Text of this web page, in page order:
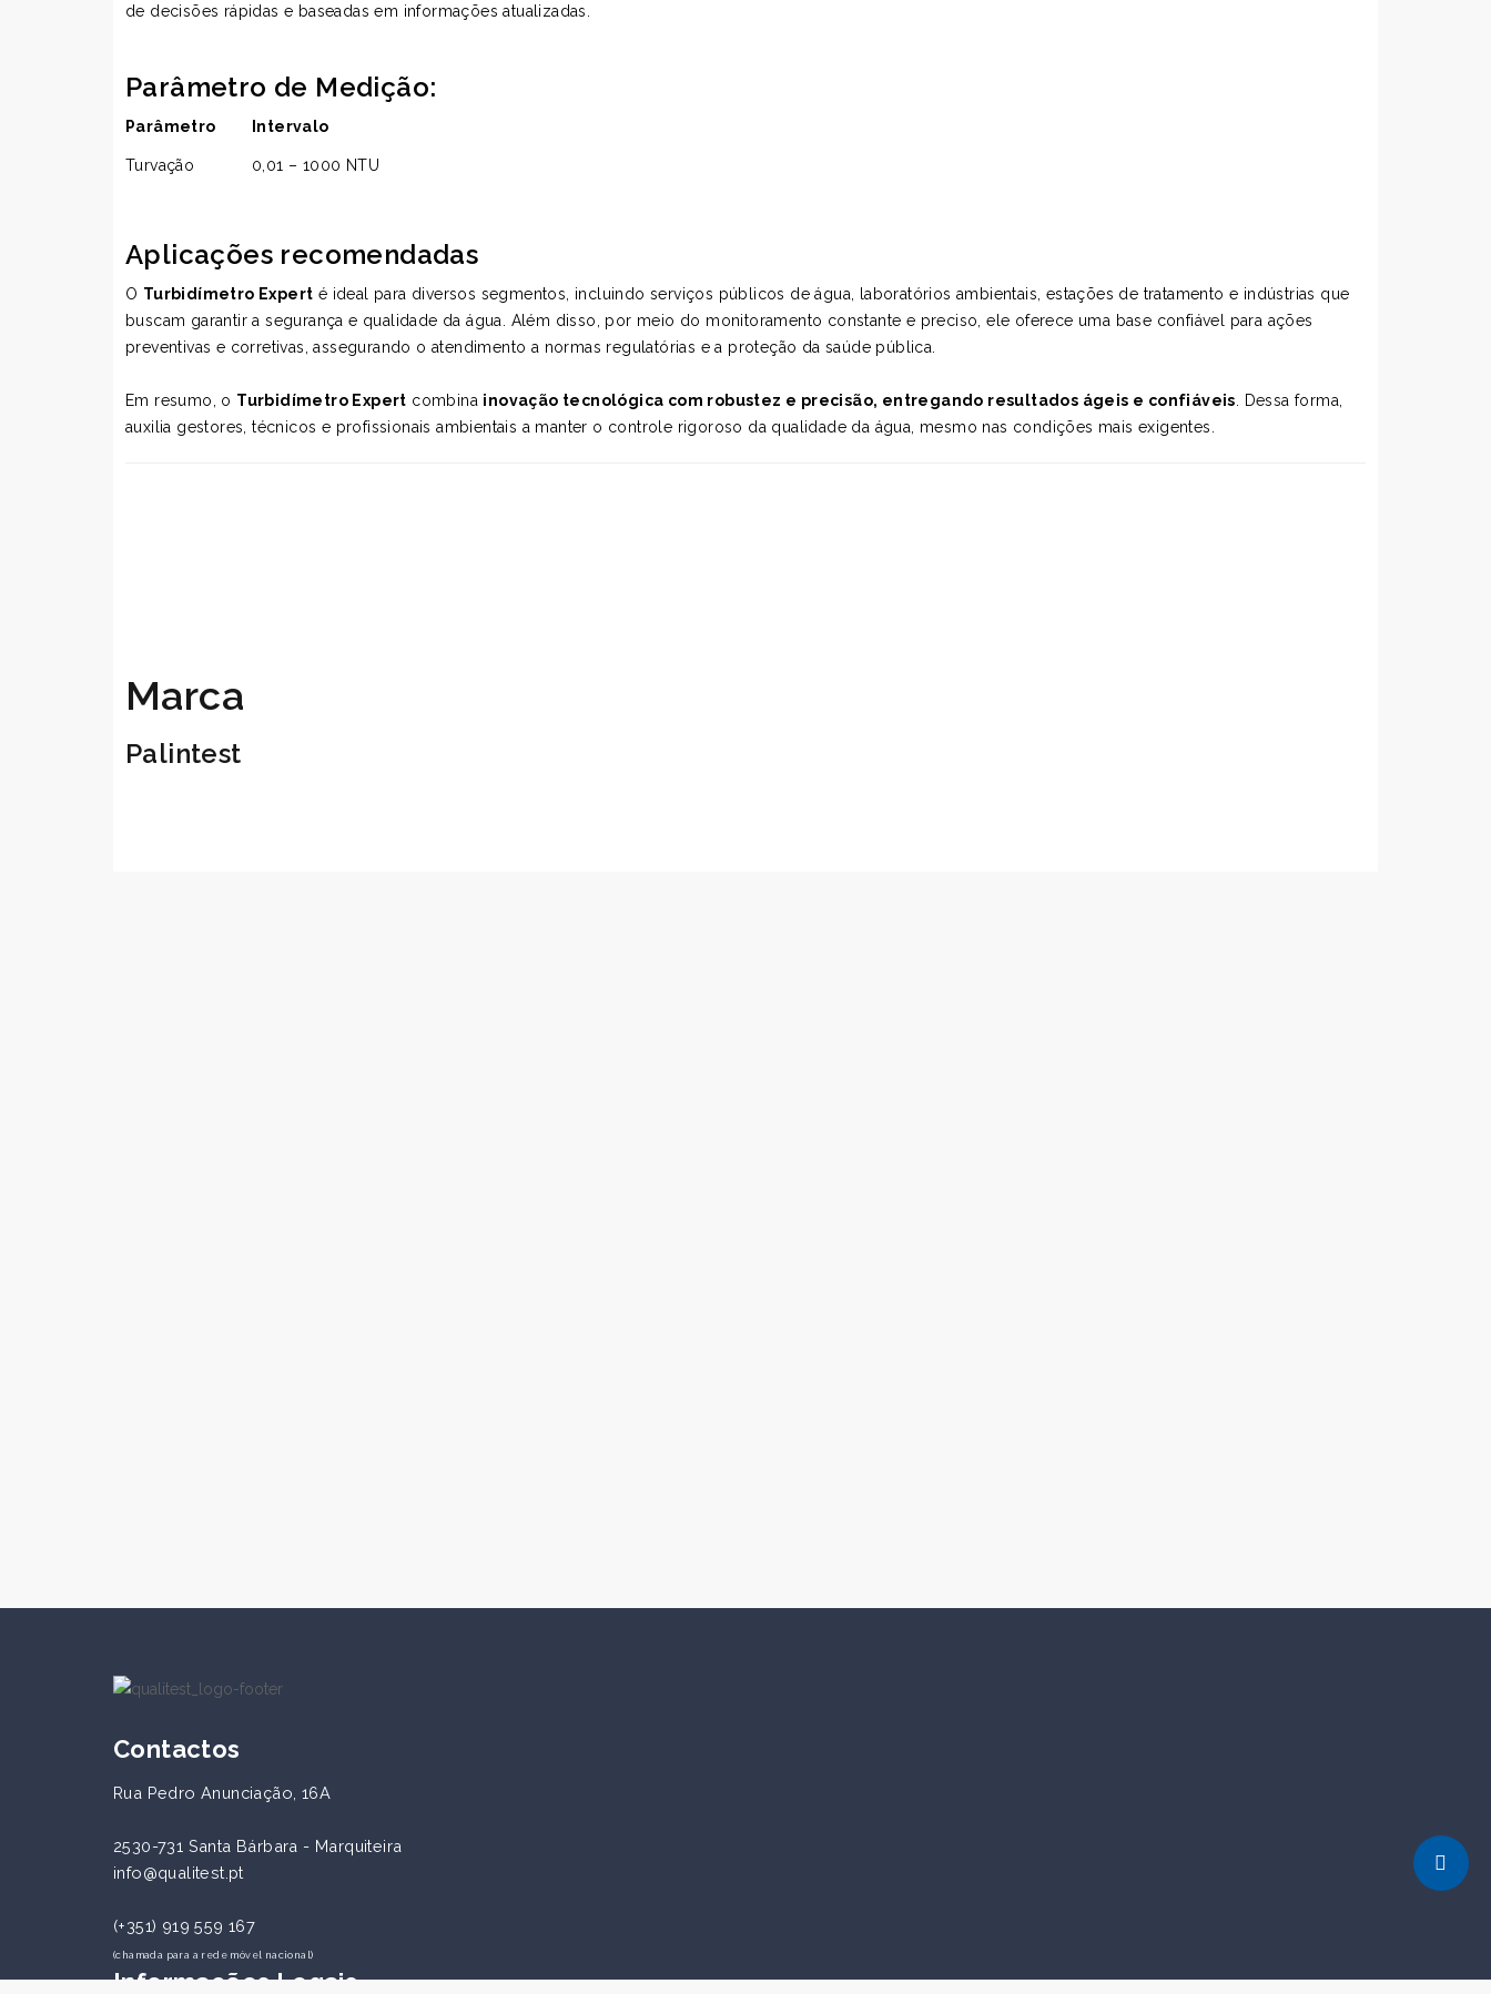
de decisões rápidas e baseadas em informações atualizadas.
Parâmetro de Medição:
Parâmetro Intervalo
Turvação 0,01 – 1000 NTU
Aplicações recomendadas
O Turbidímetro Expert é ideal para diversos segmentos, incluindo serviços públicos de água, laboratórios ambientais, estações de tratamento e indústrias que
buscam garantir a segurança e qualidade da água. Além disso, por meio do monitoramento constante e preciso, ele oferece uma base confiável para ações
preventivas e corretivas, assegurando o atendimento a normas regulatórias e a proteção da saúde pública.
Em resumo, o Turbidímetro Expert combina inovação tecnológica com robustez e precisão, entregando resultados ágeis e confiáveis . Dessa forma,
auxilia gestores, técnicos e profissionais ambientais a manter o controle rigoroso da qualidade da água, mesmo nas condições mais exigentes.
Marca
Palintest
Contactos
Rua Pedro Anunciação, 16A
2530-731 Santa Bárbara - Marquiteira
info@qualitest.pt
(+351) 919 559 167
(chamada para a rede móvel nacional)
Informações Legais